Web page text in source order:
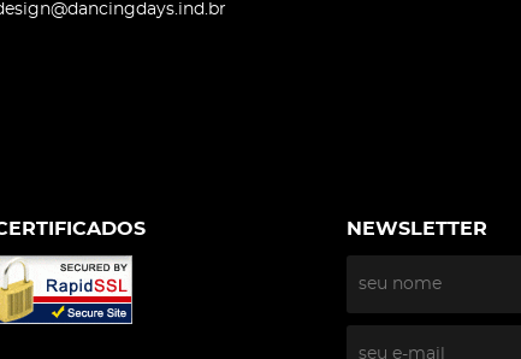
NEWSLETTER